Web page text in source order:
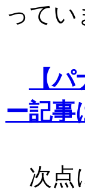
ってい
【
ー記事
次点